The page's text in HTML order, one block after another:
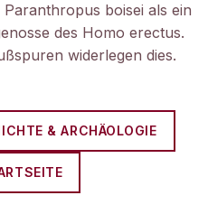
boisei als ein
des Homo erectus.
widerlegen dies.
& ARCHÄOLOGIE